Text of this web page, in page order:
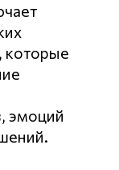
которые
эмоций